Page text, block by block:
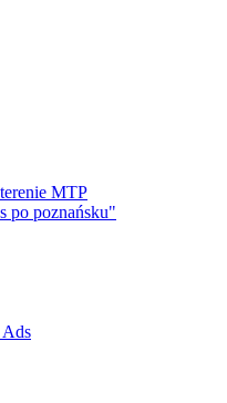
MTP
po poznańsku"
Ads